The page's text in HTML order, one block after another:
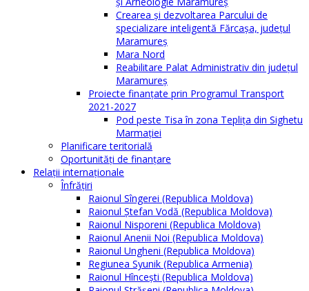
Crearea și dezvoltarea Parcului de
specializare inteligentă Fărcașa, județul
Maramureș
Mara Nord
Reabilitare Palat Administrativ din județul
Maramureș
Proiecte finanțate prin Programul Transport
2021-2027
Pod peste Tisa în zona Teplița din Sighetu
Marmației
Planificare teritorială
Oportunităţi de finanţare
Relaţii internaţionale
Înfrăţiri
Raionul Sîngerei (Republica Moldova)
Raionul Ștefan Vodă (Republica Moldova)
Raionul Nisporeni (Republica Moldova)
Raionul Anenii Noi (Republica Moldova)
Raionul Ungheni (Republica Moldova)
Regiunea Syunik (Republica Armenia)
Raionul Hîncești (Republica Moldova)